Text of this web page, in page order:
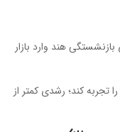
هند وارد بازار
رشد ۵ تا ۱۵ درصدی را تجربه کند؛ رشدی کمتر از